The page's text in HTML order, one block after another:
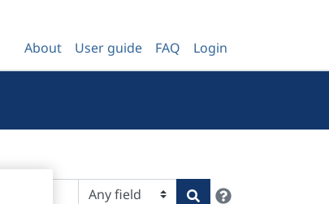
About User guide FAQ Login
Search